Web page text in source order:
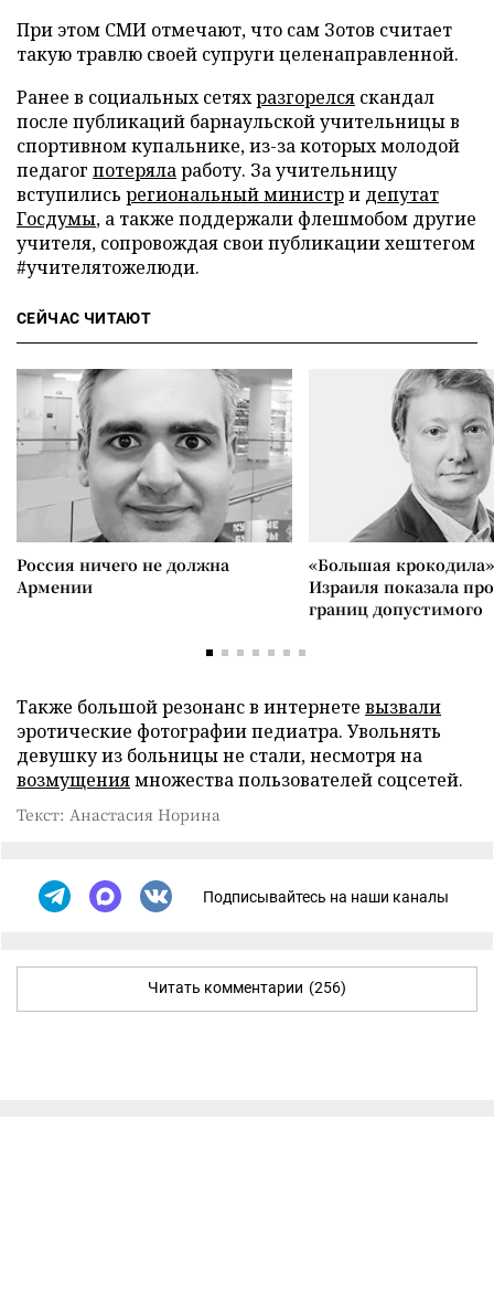
При этом СМИ отмечают, что сам Зотов считает
такую травлю своей супруги целенаправленной.
Ранее в социальных сетяхразгорелся скандал
после публикаций барнаульской учительницы в
спортивном купальнике, из-за которых молодой
педагог потерялаработу. За учительницу
вступились региональный министри депутат
Госдумы, а также поддержали флешмобом другие
учителя, сопровождая свои публикации хештегом
#учителятожелюди.
СЕЙЧАС ЧИТАЮТ
Россия ничего не должна
Армении
«Большая
Израиля показала
границ допустимого
Также большой резонанс в интернете вызвали
эротические фотографии педиатра. Увольнять
девушку из больницы не стали, несмотря на
возмущениямножества пользователей соцсетей.
Текст: Анастасия Норина
Подписывайтесь на наши каналы
Читать комментарии (256)